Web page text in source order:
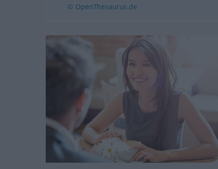
© OpenThesaurus.de